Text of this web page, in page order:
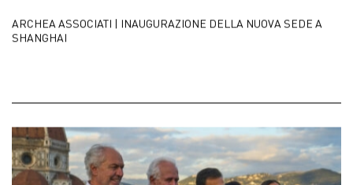
ARCHEA ASSOCIATI | INAUGURAZIONE DELLA NUOVA SEDE A
SHANGHAI